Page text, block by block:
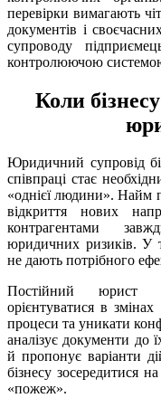
перевірки вимагають
документів і
супроводу
контролюючою
Коли
Юридичний супровід
співпраці стає
«однієї людини». Найм
відкриття нових
контрагентами
юридичних ризиків. У
не дають потрібного
Постійний юрист
орієнтуватися в
процеси та уникати
аналізує документи до
й пропонує варіанти
бізнесу зосередитися
«пожеж».